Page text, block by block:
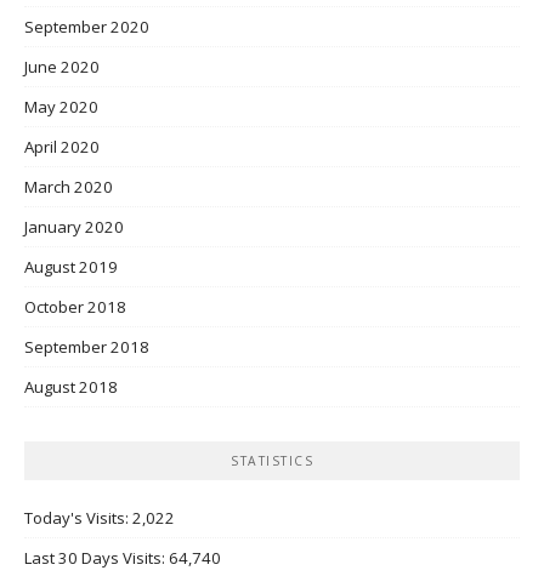
September 2020
June 2020
May 2020
April 2020
March 2020
January 2020
August 2019
October 2018
September 2018
August 2018
STATISTICS
Today's Visits: 2,022
Last 30 Days Visits: 64,740